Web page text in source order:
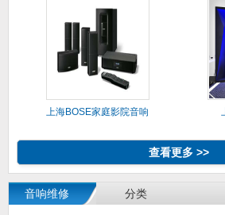
上海BOSE家庭影院音响
查看更多 >>
音响维修 分类